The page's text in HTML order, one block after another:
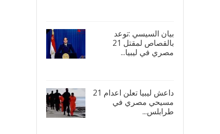
بيان السيسي :توعد
بالقصاص لمقتل 21
مصري في ليبيا...
داعش ليبيا تعلن اعدام 21
مسيحي مصري في
طرابلس...